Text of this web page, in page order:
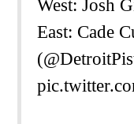
West: Josh
East: Cade
(